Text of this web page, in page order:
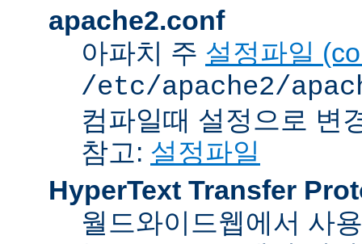
apache2.conf
아파치 주 설정파일
/etc/apache2/
컴파일때 설정으로 변
참고: 설정파일
HyperText Transfer
월드와이드웹에서 사